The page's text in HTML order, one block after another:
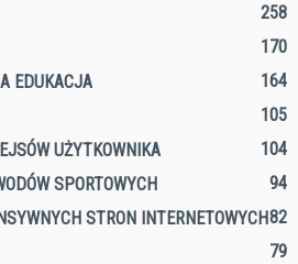
258
170
EDUKACJA
164
105
UŻYTKOWNIKA
104
SPORTOWYCH
94
STRON INTERNETOWYCH82
79